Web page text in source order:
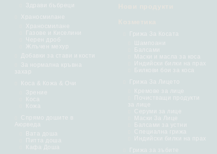
Здрави бъбреци
Храносмилане
Храносмилане
Газове и Киселини
Черен дроб
Жлъчен мехур
Добавки за стави и кости
За нормална кръвна
захар
Коса & Кожа & Очи
Зрение
Коса
Кожа
Спрямо дошите в
Аюрведа
Вата доша
Питта доша
Кафа Доша
Грижа За Косата
Шампоани
Балсами
Маски и масла за коса
Индийски билки на прах
Билкови бои за коса
Грижа За Лицето
Кремове за лице
Почистващи продукти
за лице
Серуми за лице
Маски За Лице
Балсами за устни
Специална грижа
Индийски билки на прах
Грижа за зъбите